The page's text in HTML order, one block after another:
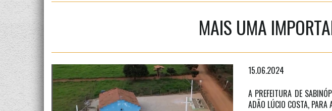
MAIS UMA
15.06.2024
A PREFEITURA DE
ADÃO LÚCIO COSTA, PARA